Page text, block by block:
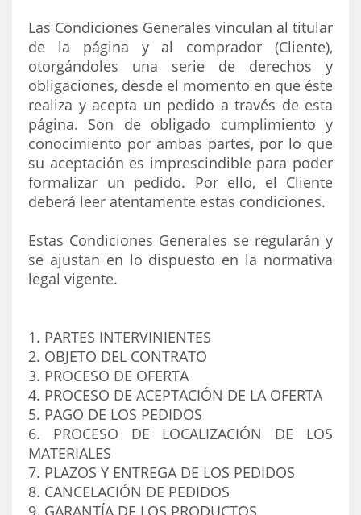
Las Condiciones Generales vinculan al titular
de la página y al comprador (Cliente),
otorgándoles una serie de derechos y
obligaciones, desde el momento en que éste
realiza y acepta un pedido a través de esta
página. Son de obligado cumplimiento y
conocimiento por ambas partes, por lo que
su aceptación es imprescindible para poder
formalizar un pedido. Por ello, el Cliente
deberá leer atentamente estas condiciones.
Estas Condiciones Generales se regularán y
se ajustan en lo dispuesto en la normativa
legal vigente.
1. PARTES INTERVINIENTES
2. OBJETO DEL CONTRATO
3. PROCESO DE OFERTA
4. PROCESO DE ACEPTACIÓN DE LA OFERTA
5. PAGO DE LOS PEDIDOS
6. PROCESO DE LOCALIZACIÓN DE LOS
MATERIALES
7. PLAZOS Y ENTREGA DE LOS PEDIDOS
8. CANCELACIÓN DE PEDIDOS
9. GARANTÍA DE LOS PRODUCTOS